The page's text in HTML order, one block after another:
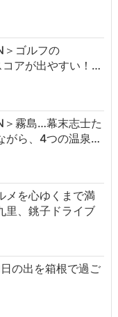
＞ゴルフの
アが出やすい！…
＞霧島…幕末志士た
がら、4つの温泉…
メを心ゆくまで満
里、銚子ドライブ
の出を箱根で過ご